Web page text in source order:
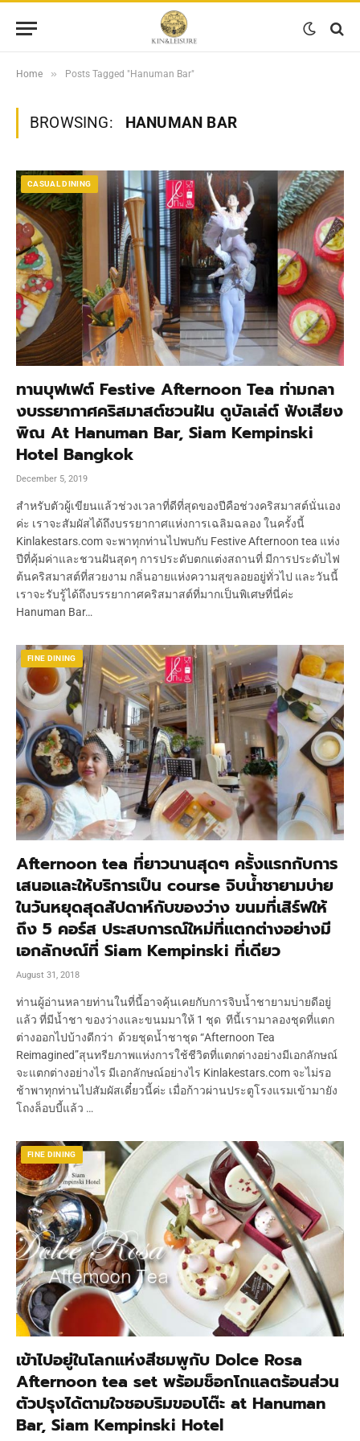
Home » Posts Tagged "Hanuman Bar"
BROWSING: HANUMAN BAR
CASUAL DINING
ทานบุฟเฟต์ Festive Afternoon Tea ท่ามกลา
งบรรยากาศคริสมาสต์ชวนฝัน ดูบัลเล่ต์ ฟังเสียง
พิณ At Hanuman Bar, Siam Kempinski
Hotel Bangkok
December 5, 2019
สำหรับตัวผู้เขียนแล้วช่วงเวลาที่ดีที่สุดของปีคือช่วงคริสมาสต์นั่นเอง
ค่ะ เราจะสัมผัสได้ถึงบรรยากาศแห่งการเฉลิมฉลอง ในครั้งนี้
Kinlakestars.com จะพาทุกท่านไปพบกับ Festive Afternoon tea แห่ง
ปีที่คุ้มค่าและชวนฝันสุดๆ การประดับตกแต่งสถานที่ มีการประดับไฟ
ต้นคริสมาสต์ที่สวยงาม กลิ่นอายแห่งความสุขลอยอยู่ทั่วไป และวันนี้
เราจะรับรู้ได้ถึงบรรยากาศคริสมาสต์ที่มากเป็นพิเศษที่นี่ค่ะ
Hanuman Bar…
FINE DINING
Afternoon tea ที่ยาวนานสุดๆ ครั้งแรกกับการ
เสนอและให้บริการเป็น course จิบน้ำชายามบ่าย
ในวันหยุดสุดสัปดาห์กับของว่าง ขนมที่เสิร์ฟให้
ถึง 5 คอร์ส ประสบการณ์ใหม่ที่แตกต่างอย่างมี
เอกลักษณ์ที่ Siam Kempinski ที่เดียว
August 31, 2018
ท่านผู้อ่านหลายท่านในที่นี้อาจคุ้นเคยกับการจิบน้ำชายามบ่ายดีอยู่
แล้ว ที่มีน้ำชา ของว่างและขนมมาให้ 1 ชุด ทีนี้เรามาลองชุดที่แตก
ต่างออกไปบ้างดีกว่า ด้วยชุดน้ำชาชุด “Afternoon Tea
Reimagined”สุนทรียภาพแห่งการใช้ชีวิตที่แตกต่างอย่างมีเอกลักษณ์
จะแตกต่างอย่างไร มีเอกลักษณ์อย่างไร Kinlakestars.com จะไม่รอ
ช้าพาทุกท่านไปสัมผัสเดี๋ยวนี้ค่ะ เมื่อก้าวผ่านประตูโรงแรมเข้ามายัง
โถงล็อบบี้แล้ว …
FINE DINING
เข้าไปอยู่ในโลกแห่งสีชมพูกับ Dolce Rosa
Afternoon tea set พร้อมช็อกโกแลตร้อนส่วน
ตัวปรุงได้ตามใจชอบริมขอบโต๊ะ at Hanuman
Bar, Siam Kempinski Hotel